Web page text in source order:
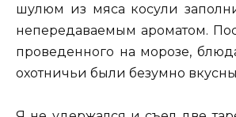
шулюм из мяса косули
непередаваемым ароматом.
проведенного на морозе,
охотничьи были безумно